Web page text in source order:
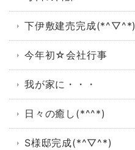
下伊敷建売完成(*^▽^*)
今年初☆会社行事
我が家に・・・
日々の癒し(*^^*)
S様邸完成(*^▽^*)